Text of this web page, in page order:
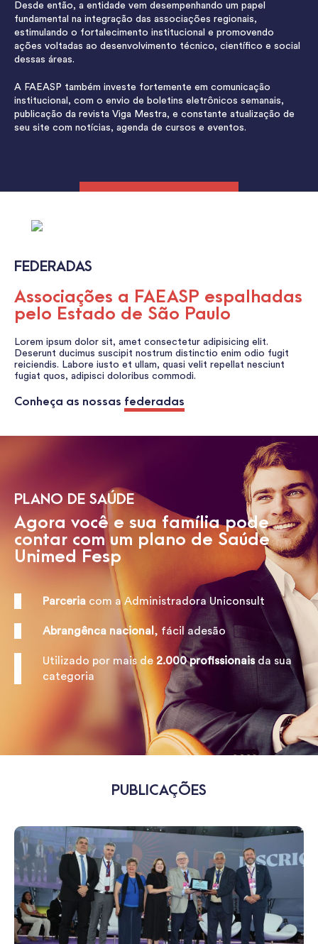
Desde então, a entidade vem desempenhando um papel
fundamental na integração das associações regionais,
estimulando o fortalecimento institucional e promovendo
ações voltadas ao desenvolvimento técnico, científico e social
dessas áreas.
A FAEASP também investe fortemente em comunicação
institucional, com o envio de boletins eletrônicos semanais,
publicação da revista Viga Mestra, e constante atualização de
seu site com notícias, agenda de cursos e eventos.
FEDERADAS
Associações a FAEASP espalhadas
pelo Estado de São Paulo
Lorem ipsum dolor sit, amet consectetur adipisicing elit.
Deserunt ducimus suscipit nostrum distinctio enim odio fugit
reiciendis. Labore iusto et ullam, quasi velit repellat nesciunt
fugiat quos, adipisci doloribus commodi.
Conheça as nossas federadas
PLANO DE SAÚDE
Agora você e sua família pode
contar com um plano de Saúde
Unimed Fesp
Parceria com a Administradora Uniconsult
Abrangênca nacional , fácil adesão
Utilizado por mais de 2.000 profissionaisda sua
categoria
PUBLICAÇÕES